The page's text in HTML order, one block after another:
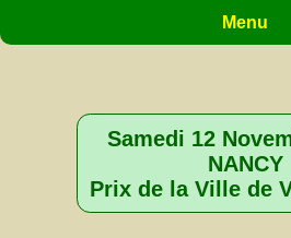
Menu
Samedi 12
NANCY
Prix de la Ville de